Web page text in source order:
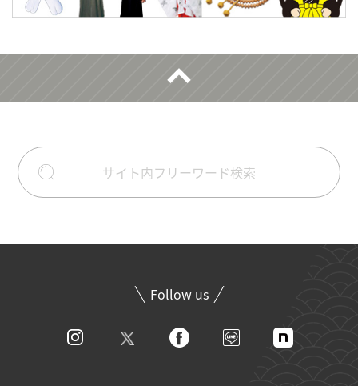
Follow us